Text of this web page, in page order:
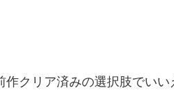
クリア済みの選択肢でいい